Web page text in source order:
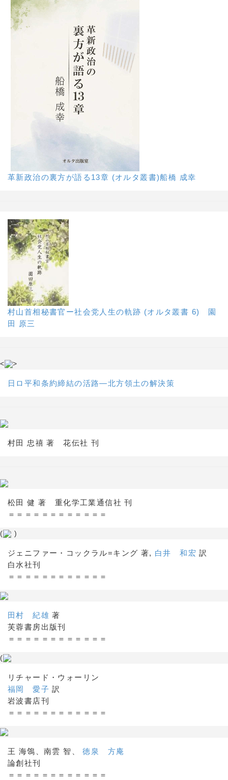
革新政治の裏方が語る13章 (オルタ叢書)船橋 成幸
村山首相秘書官ー社会党人生の軌跡 (オルタ叢書 6) 園
田 原三
< >
日ロ平和条約締結の活路―北方領土の解決策
村田 忠禧 著 花伝社 刊
松田 健 著 重化学工業通信社 刊
＝＝＝＝＝＝＝＝＝＝＝＝
( )
ジェニファー・コックラル=キング 著, 白井 和宏 訳
白水社刊
＝＝＝＝＝＝＝＝＝＝＝＝
田村 紀雄 著
芙蓉書房出版刊
＝＝＝＝＝＝＝＝＝＝＝＝
(
リチャード・ウォーリン
福岡 愛子 訳
岩波書店刊
＝＝＝＝＝＝＝＝＝＝＝＝
王 海鴒、南雲 智、徳泉 方庵
論創社刊
＝＝＝＝＝＝＝＝＝＝＝＝